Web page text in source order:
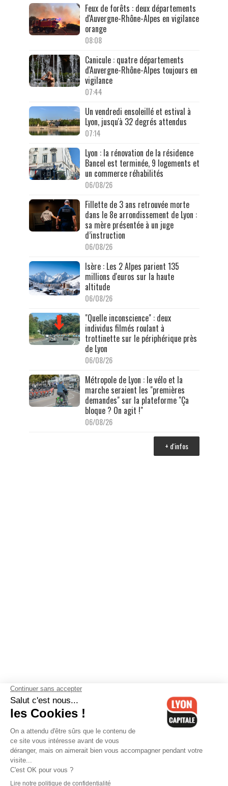
Feux de forêts : deux départements
d'Auvergne-Rhône-Alpes en vigilance
orange
08:08
Canicule : quatre départements
d'Auvergne-Rhône-Alpes toujours en
vigilance
07:44
Un vendredi ensoleillé et estival à
Lyon, jusqu'à 32 degrés attendus
07:14
Lyon : la rénovation de la résidence
Bancel est terminée, 9 logements et
un commerce réhabilités
06/08/26
Fillette de 3 ans retrouvée morte
dans le 8e arrondissement de Lyon :
sa mère présentée à un juge
d’instruction
06/08/26
Isère : Les 2 Alpes parient 135
millions d'euros sur la haute
altitude
06/08/26
"Quelle inconscience" : deux
individus filmés roulant à
trottinette sur le périphérique près
de Lyon
06/08/26
Métropole de Lyon : le vélo et la
marche seraient les "premières
demandes" sur la plateforme "Ça
bloque ? On agit !"
06/08/26
+ d'infos